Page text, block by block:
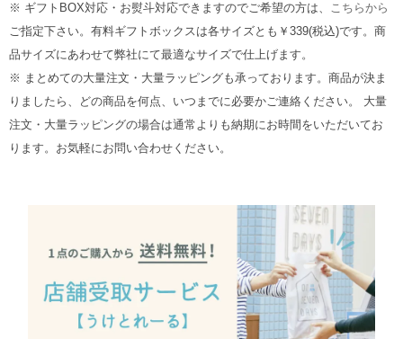
※ ギフトBOX対応・お熨斗対応できますのでご希望の方は、 こちらから
ご指定下さい。有料ギフトボックスは各サイズとも￥339(税込)です。商
品サイズにあわせて弊社にて最適なサイズで仕上げます。
※ まとめての大量注文・大量ラッピングも承っております。商品が決ま
りましたら、どの商品を何点、いつまでに必要かご連絡ください。 大量
注文・大量ラッピングの場合は通常よりも納期にお時間をいただいてお
ります。お気軽にお問い合わせください。